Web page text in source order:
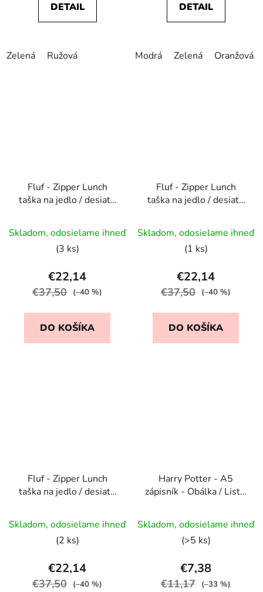
DETAIL
Zelená Ružová
DETAIL
Modrá Zelená Oranžová
Fluf - Zipper Lunch
taška na jedlo / desiatu
Skladom, odosielame ihneď
(3 ks)
€22,14
€37,50 (–40 %)
DO KOŠÍKA
Fluf - Zipper Lunch
taška na jedlo / desiatu
Skladom, odosielame ihneď
(1 ks)
€22,14
€37,50 (–40 %)
DO KOŠÍKA
Fluf - Zipper Lunch
taška na jedlo / desiatu
Skladom, odosielame ihneď
(2 ks)
€22,14
€37,50 (–40 %)
Harry Potter - A5
zápisník - Obálka / List z
Skladom, odosielame ihneď
(>5 ks)
€7,38
€11,17 (–33 %)